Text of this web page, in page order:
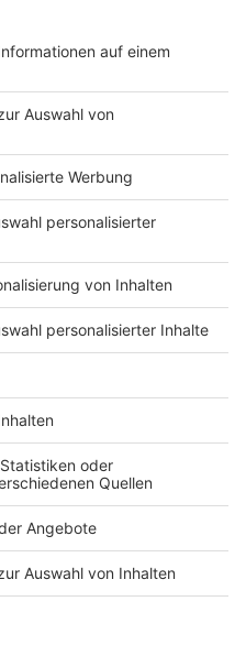
gemerkt
Kontakt
Studio-Hotline
Verkehrs-Hotline
Newsletter